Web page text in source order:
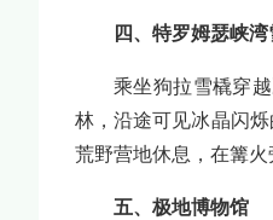
四、特罗姆瑟峡
乘坐狗拉雪橇穿
林，沿途可见冰晶闪
荒野营地休息，在篝火
五、极地博物馆